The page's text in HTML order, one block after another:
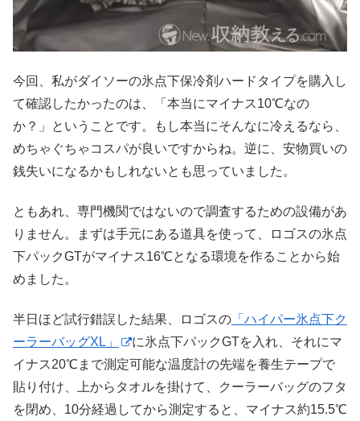
今回、私がダイソーの氷点下保冷剤ハードタイプを購入し
て確認したかったのは、「本当にマイナス10℃なの
か？」ということです。もし本当にそんなに冷えるなら、
めちゃぐちゃコスパが良いですからね。逆に、安物買いの
銭失いになるかもしれないとも思っていました。
ともあれ、専門機関ではないので調査するための設備があ
りません。まずは手元にある道具を使って、ロゴスの氷点
下パックGTがマイナス16℃となる環境を作ることから始
めました。
半日ほど試行錯誤した結果、ロゴスの 「ハイパー氷点下ク
ーラーバッグXL」
に氷点下パックGTを入れ、それにマ
イナス20℃まで測定可能な温度計の先端を養生テープで
貼り付け、上からタオルを掛けて、クーラーバッグのフタ
を閉め、10分経過してから測定すると、マイナス約15.5℃